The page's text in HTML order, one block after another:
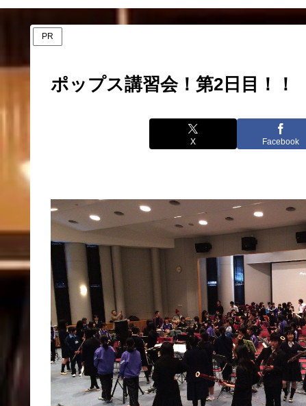
PR
ポップス講習会！第2日目！！
X Facebook